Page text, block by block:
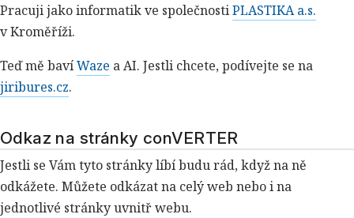
Pracuji jako informatik ve společnostiPLASTIKA a.s.
v Kroměříži.
Teď mě bavíWaze a AI. Jestli chcete, podívejte se na
jiribures.cz.
Odkaz na stránky conVERTER
Jestli se Vám tyto stránky líbí budu rád, když na ně
odkážete. Můžete odkázat na celý web nebo i na
jednotlivé stránky uvnitř webu.